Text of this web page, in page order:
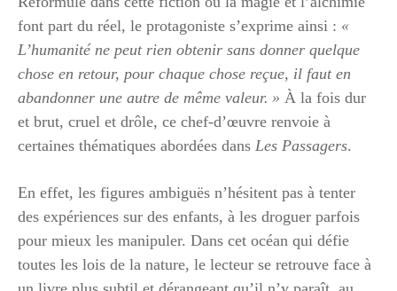
font part du réel, le protagoniste s’exprime ainsi : «
L’humanité ne peut rien obtenir sans donner quelque
chose en retour, pour chaque chose reçue, il faut en
abandonner une autre de même valeur. » À la fois dur
et brut, cruel et drôle, ce chef-d’œuvre renvoie à
certaines thématiques abordées dans Les Passagers.
En effet, les figures ambiguës n’hésitent pas à tenter
des expériences sur des enfants, à les droguer parfois
pour mieux les manipuler. Dans cet océan qui défie
toutes les lois de la nature, le lecteur se retrouve face à